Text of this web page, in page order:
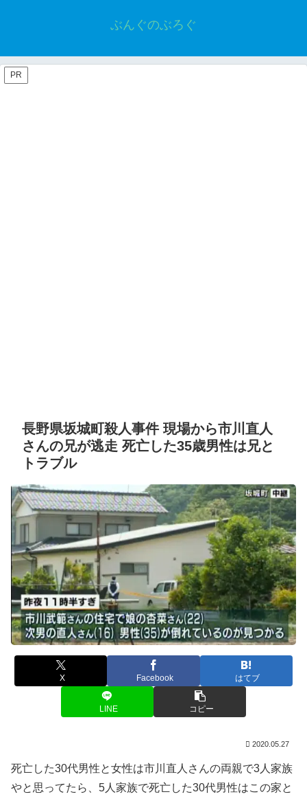
ぶんぐのぶろぐ
PR
長野県坂城町殺人事件 現場から市川直人
さんの兄が逃走 死亡した35歳男性は兄と
トラブル
X Facebook はてブ
LINE コピー
2020.05.27
死亡した30代男性と女性は市川直人さんの両親で3人家族
やと思ってたら、5人家族で死亡した30代男性はこの家と